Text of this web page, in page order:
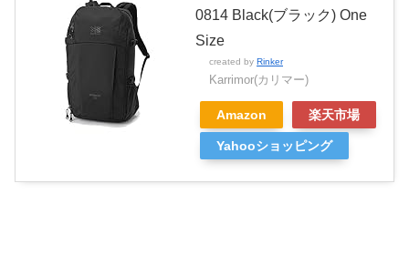
0814 Black(ブラック) One
Size
created by Rinker
Karrimor(カリマー)
Amazon 楽天市場
Yahooショッピング